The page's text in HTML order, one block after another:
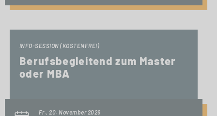
INFO-SESSION (KOSTENFREI)
Berufsbegleitend zum Master
oder MBA
Fr., 20. November 2026